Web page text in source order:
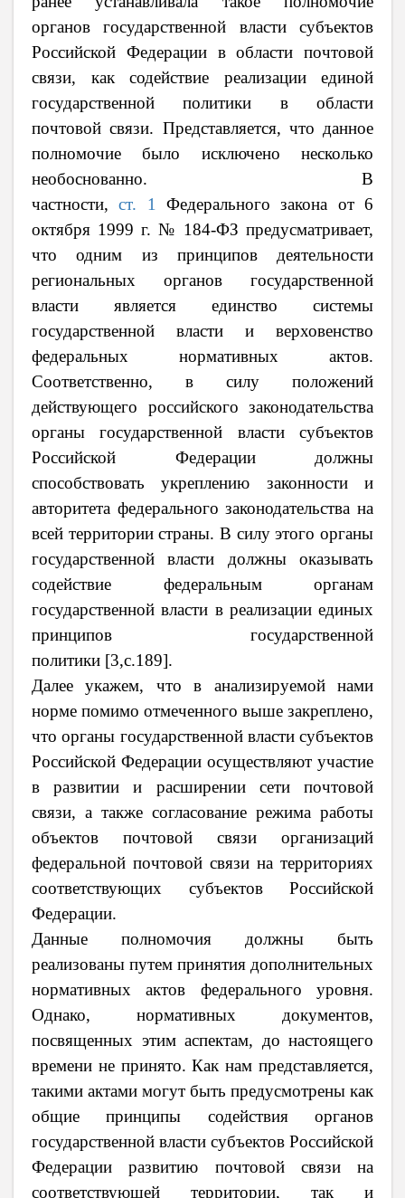
органов государственной власти субъектов
Российской Федерации в области почтовой
связи, как содействие реализации единой
государственной политики в области
почтовой связи. Представляется, что данное
полномочие было исключено несколько
необоснованно. В
частности,ст. 1
Федерального закона от 6
октября 1999 г. № 184-ФЗ предусматривает,
что одним из принципов деятельности
региональных органов государственной
власти является единство системы
государственной власти и верховенство
федеральных нормативных актов.
Соответственно, в силу положений
действующего российского законодательства
органы государственной власти субъектов
Российской Федерации должны
способствовать укреплению законности и
авторитета федерального законодательства на
всей территории страны. В силу этого органы
государственной власти должны оказывать
содействие федеральным органам
государственной власти в реализации единых
принципов государственной
политики [3,c.189].
Далее укажем, что в анализируемой нами
норме помимо отмеченного выше закреплено,
что органы государственной власти субъектов
Российской Федерации осуществляют участие
в развитии и расширении сети почтовой
связи, а также согласование режима работы
объектов почтовой связи организаций
федеральной почтовой связи на территориях
соответствующих субъектов Российской
Федерации.
Данные полномочия должны быть
реализованы путем принятия дополнительных
нормативных актов федерального уровня.
Однако, нормативных документов,
посвященных этим аспектам, до настоящего
времени не принято. Как нам представляется,
такими актами могут быть предусмотрены как
общие принципы содействия органов
государственной власти субъектов Российской
Федерации развитию почтовой связи на
соответствующей территории, так и